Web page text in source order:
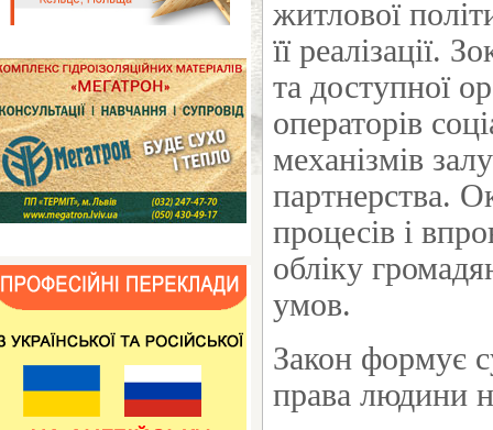
житлової
її реалізації.
та доступної
операторів
механізмів
партнерства.
процесів і
обліку
умов.
Закон формує
права людини